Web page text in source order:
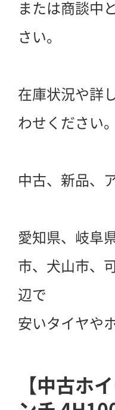
または商談中
さい。
在庫状況や詳
わせください。
中古、新品、
愛知県、岐阜
市、犬山市、
辺で
安いタイヤや
【中古ホ